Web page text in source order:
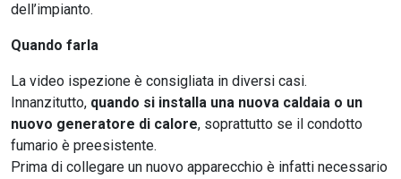
dell’impianto.
Quando farla
La video ispezione è consigliata in diversi casi.
Innanzitutto, quando si installa una nuova caldaia o un
nuovo generatore di calore, soprattutto se il condotto
fumario è preesistente.
Prima di collegare un nuovo apparecchio è infatti necessario